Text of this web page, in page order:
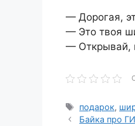
— Дорогая,
— Это твоя
— Открывай,
Метки
подарок,
Байка про